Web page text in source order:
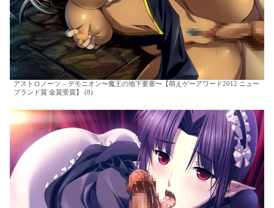
アストロノーツ – デモニオン〜魔王の地下要塞〜【萌えゲーアワード2012 ニュー
ブランド賞 金賞受賞】 (8)